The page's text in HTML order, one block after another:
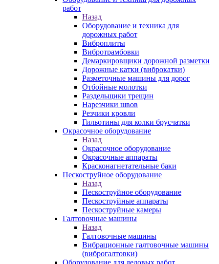
работ
Назад
Оборудование и техника для
дорожных работ
Виброплиты
Вибротрамбовки
Демаркировщики дорожной разметки
Дорожные катки (виброкатки)
Разметочные машины для дорог
Отбойные молотки
Раздельщики трещин
Нарезчики швов
Резчики кровли
Гильотины для колки брусчатки
Окрасочное оборудование
Назад
Окрасочное оборудование
Окрасочные аппараты
Красконагнетательные баки
Пескоструйное оборудование
Назад
Пескоструйное оборудование
Пескоструйные аппараты
Пескоструйные камеры
Галтовочные машины
Назад
Галтовочные машины
Вибрационные галтовочные машины
(виброгалтовки)
Оборудование для ледовых работ